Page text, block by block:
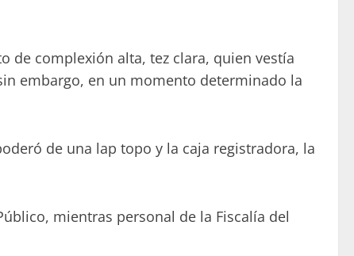
de complexión alta, tez clara, quien vestía
embargo, en un momento determinado la
de una lap topo y la caja registradora, la
mientras personal de la Fiscalía del